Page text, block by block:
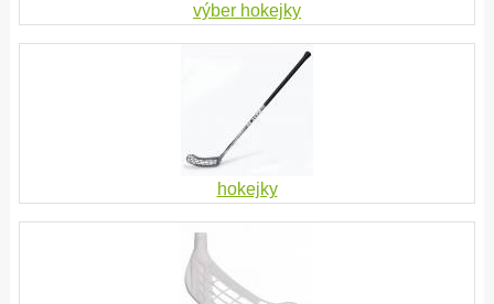
výber hokejky
hokejky